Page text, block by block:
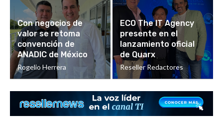
Con negocios de
valor se retoma
convención de
ANADIC de México
Rogelio Herrera
ECO The IT Agency
presente en el
lanzamiento oficial
de Quarx
Reseller Redactores